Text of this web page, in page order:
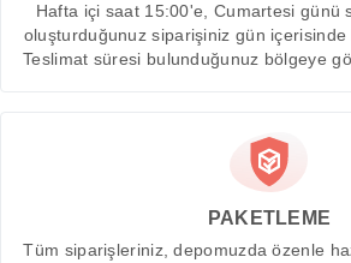
Hafta içi saat 15:00'e, Cumartesi günü
oluşturduğunuz siparişiniz gün içerisinde
Teslimat süresi bulunduğunuz bölgeye
PAKETLEME
Tüm siparişleriniz, depomuzda özenle